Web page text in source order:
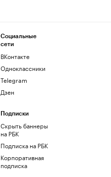
Социальные
сети
ВКонтакте
Одноклассники
Telegram
Дзен
Подписки
Скрыть баннеры
на РБК
Подписка на РБК
Корпоративная
подписка